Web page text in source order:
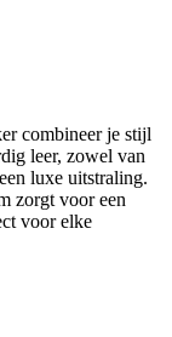
combineer je stijl
leer, zowel van
luxe uitstraling.
zorgt voor een
voor elke